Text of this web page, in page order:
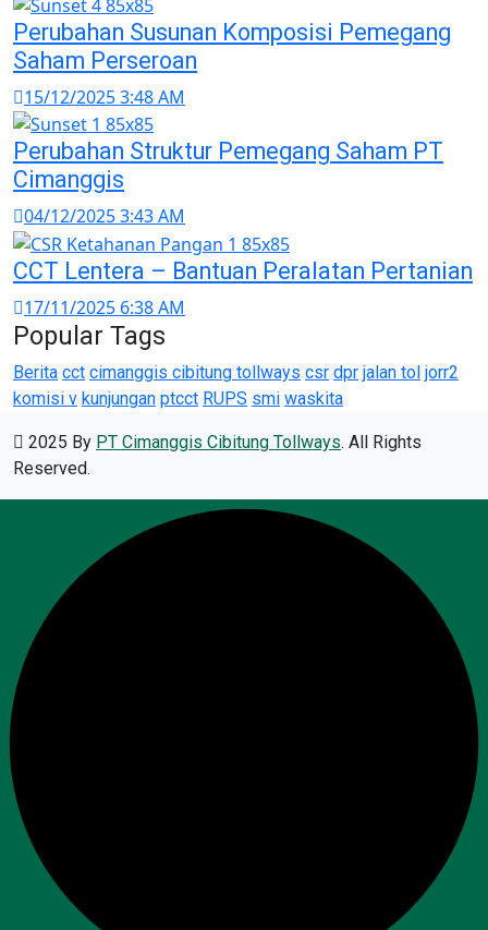
Perubahan Susunan Komposisi Pemegang
Saham Perseroan
15/12/2025 3:48 AM
Perubahan Struktur Pemegang Saham PT
Cimanggis
04/12/2025 3:43 AM
CCT Lentera – Bantuan Peralatan Pertanian
17/11/2025 6:38 AM
Popular Tags
Berita cct cimanggis cibitung tollways csr dpr jalan tol jorr2
komisi v kunjungan ptcct RUPS smi waskita
2025 By PT Cimanggis Cibitung Tollways. All Rights
Reserved.